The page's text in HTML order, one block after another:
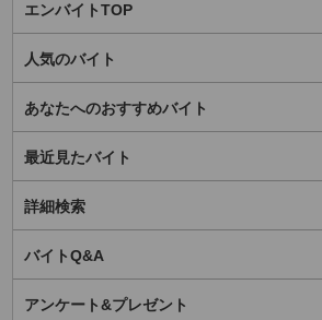
エンバイトTOP
人気のバイト
あなたへのおすすめバイト
最近見たバイト
詳細検索
バイトQ&A
アンケート&プレゼント